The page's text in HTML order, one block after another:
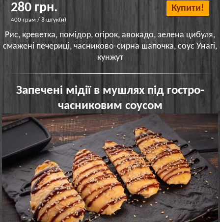
280 грн.
400 грам / 8 штук(и)
Купити!
Рис, креветка, помідор, огірок, авокадо, зелена цибуля,
смажені печериці, часниково-сирна шапочка, соус Унагі,
кунжут
Запечені мідії в мушлях під гостро-
часниковим соусом